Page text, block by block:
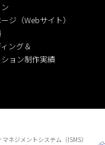
ジ（Webサイト）
ング＆
ョン制作実績
ネジメントシステム（ISMS）